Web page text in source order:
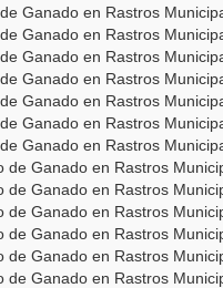
Ganado en Rastros
Ganado en Rastros
Ganado en Rastros
Ganado en Rastros
Ganado en Rastros
Ganado en Rastros
Ganado en Rastros
Ganado en Rastros
Ganado en Rastros
de Ganado en Rastros
Ganado en Rastros
Ganado en Rastros
Ganado en Rastros